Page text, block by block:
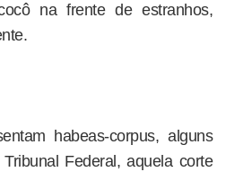
na frente de estranhos,
habeas-corpus, alguns
Federal, aquela corte